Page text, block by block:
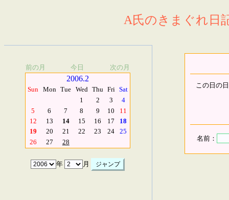
A氏のきまぐれ日
前の月 今日 次の月
2006.2
Sun Mon Tue Wed Thu Fri Sat
1
2 3
4
5
6 7 8 9 10
11
12
13 14 15 16 17
18
19
20 21 22 23 24
25
26
27 28
年 月
この日の
名前：